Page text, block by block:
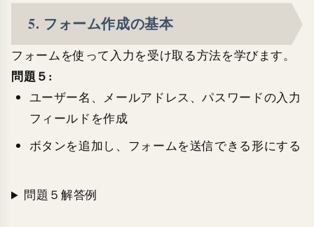
5. フォーム作成の基本
フォームを使って入力を受け取る方法を学びます。
問題５:
ユーザー名、メールアドレス、パスワードの入力
フィールドを作成
ボタンを追加し、フォームを送信できる形にする
問題５解答例